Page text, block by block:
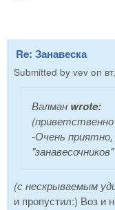
Re: Занавеска
Submitted by vev on
Валман wrote:
-Очень
(с нескрываемым
и пропустил:) Воз и